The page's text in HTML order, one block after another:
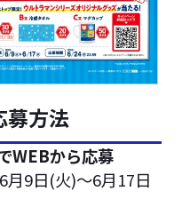
募方法
WEBから応募
月9日(火)～6月17日